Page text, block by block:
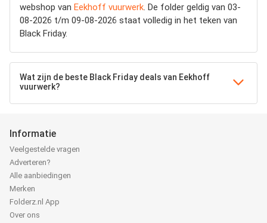
webshop van Eekhoff vuurwerk. De folder geldig van 03-
08-2026 t/m 09-08-2026 staat volledig in het teken van
Black Friday.
Wat zijn de beste Black Friday deals van Eekhoff
vuurwerk?
Informatie
Veelgestelde vragen
Adverteren?
Alle aanbiedingen
Merken
Folderz.nl App
Over ons